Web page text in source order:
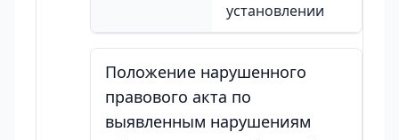
установлении
Положение нарушенного
правового акта по
выявленным нарушениям